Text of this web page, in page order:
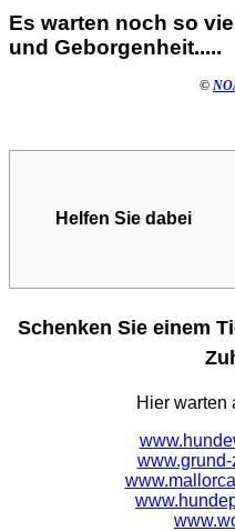
Es warten noch so
und Geborgenheit.....
©
Helfen Sie dabei
Schenken Sie einem
Hier warten